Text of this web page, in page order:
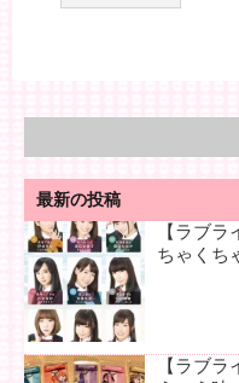
最新の投稿
【ラブ
ちゃくち
【ラブ